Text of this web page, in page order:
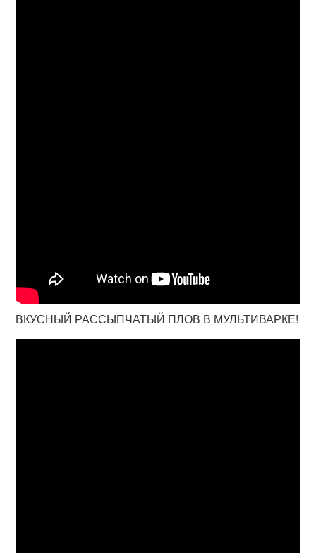
ВКУСНЫЙ РАССЫПЧАТЫЙ ПЛОВ В МУЛЬТИВАРКЕ!